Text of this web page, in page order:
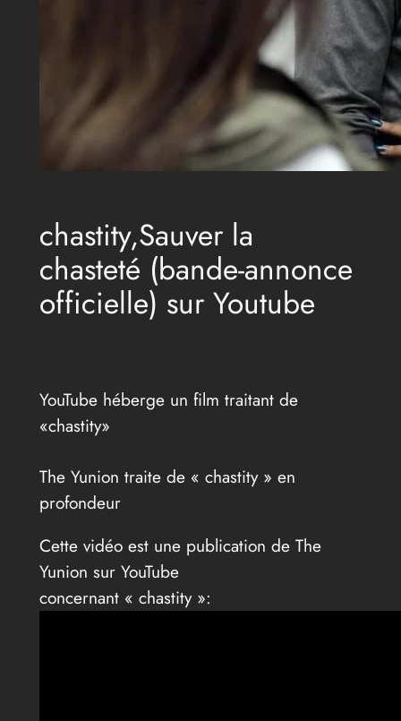
chastity,Sauver la
chasteté (bande-annonce
officielle) sur Youtube
YouTube héberge un film traitant de
«chastity»
The Yunion traite de « chastity » en
profondeur
Cette vidéo est une publication de The
Yunion sur YouTube
concernant « chastity »: